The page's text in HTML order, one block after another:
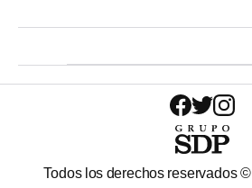
Todos los derechos reservados ©